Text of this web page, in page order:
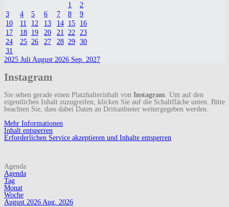
1
2
3
4 5 6 7 8
9
10
11 12 13 14 15
16
17
18 19 20 21 22
23
24
25 26 27 28 29 30
31
2025 Juli August 2026 Sep. 2027
Instagram
Sie sehen gerade einen Platzhalterinhalt von Instagram. Um auf den
eigentlichen Inhalt zuzugreifen, klicken Sie auf die Schaltfläche unten. Bitte
beachten Sie, dass dabei Daten an Drittanbieter weitergegeben werden.
Mehr Informationen
Inhalt entsperren
Erforderlichen Service akzeptieren und Inhalte entsperren
Agenda
Agenda
Tag
Monat
Woche
August 2026 Aug. 2026